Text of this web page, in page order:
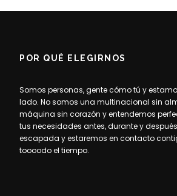
POR QUÉ ELEGIRNOS
Somos personas, gente cómo tú y
lado. No somos una multinacional sin
máquina sin corazón y entendemos
tus necesidades antes, durante y
escapada y estaremos en contacto
toooodo el tiempo.